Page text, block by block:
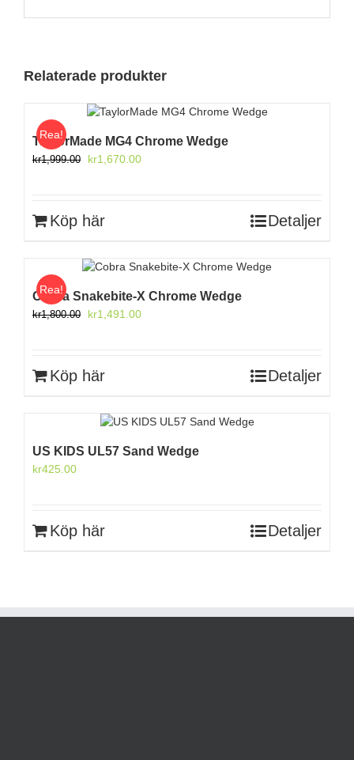
Relaterade produkter
Rea!
TaylorMade MG4 Chrome Wedge
kr1,999.00
Det
kr1,999.00.
kr1,670.00Det
Köp här Detaljer
Rea!
Cobra Snakebite-X Chrome Wedge
kr1,800.00
Det
kr1,800.00.
kr1,491.00Det
Köp här Detaljer
US KIDS UL57 Sand Wedge
kr425.00
Köp här Detaljer